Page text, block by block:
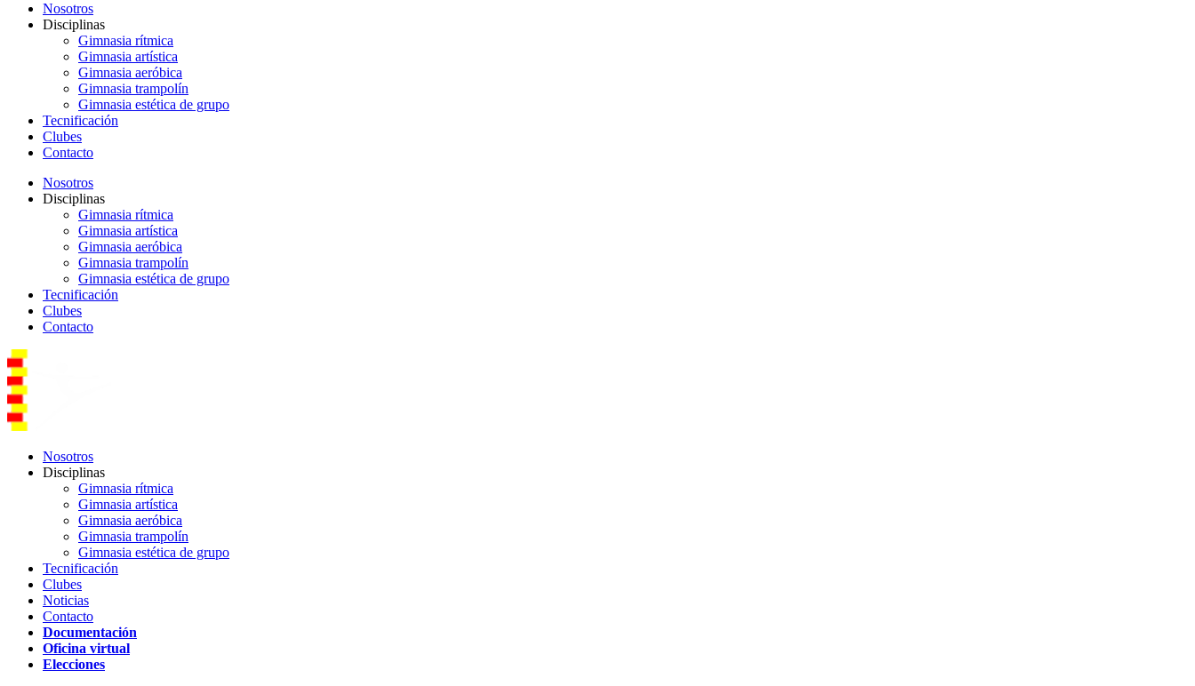
Nosotros
Disciplinas
Gimnasia rítmica
Gimnasia artística
Gimnasia aeróbica
Gimnasia trampolín
Gimnasia estética de grupo
Tecnificación
Clubes
Contacto
Nosotros
Disciplinas
Gimnasia rítmica
Gimnasia artística
Gimnasia aeróbica
Gimnasia trampolín
Gimnasia estética de grupo
Tecnificación
Clubes
Contacto
Nosotros
Disciplinas
Gimnasia rítmica
Gimnasia artística
Gimnasia aeróbica
Gimnasia trampolín
Gimnasia estética de grupo
Tecnificación
Clubes
Noticias
Contacto
Documentación
Oficina virtual
Elecciones